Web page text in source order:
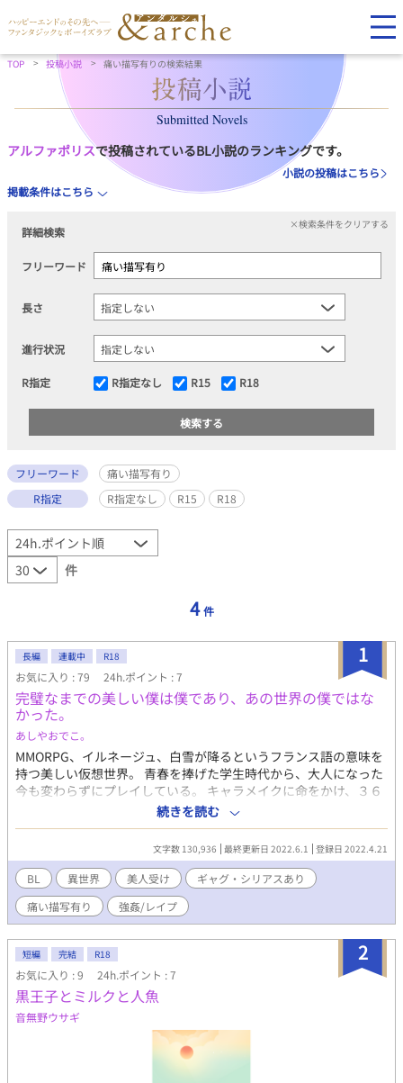
TOP 投稿小説 痛い描写有りの検索結果
Submitted Novels
アルファポリスで投稿されているBL小説のランキングです。
小説の投稿はこちら
掲載条件はこちら
詳細検索
×検索条件をクリアする
フリーワード
長さ
進行状況
R指定 R指定なし R15 R18
フリーワード
痛い描写有り
R指定
R指定なし R15 R18
件
4 件
1
長編 連載中 R18
お気に入り : 79 24h.ポイント : 7
完璧なまでの美しい僕は僕であり、あの世界の僕ではな
かった。
あしやおでこ。
MMORPG、イルネージュ、白雪が降るというフランス語の意味を
持つ美しい仮想世界。 青春を捧げた学生時代から、大人になった
今も変わらずにプレイしている。 キャラメイクに命をかけ、３６
０度どこを見ても美しすぎるサーバー屈指の美キャラメイク職人
として有名プレイヤーだった。 その日は１０周年記念の大型アッ
プデート日であり５年ぶりの新クラス実装に心躍らせた。新たな
美しいキャラを生み出すために、久しぶりにモニターにかじりつ
いていた。 全てはこの日のため、有給をもぎとるために無理を重
ね、激務をこなした徹夜明けの彼は、志半ば、マウスを握りしめ
たまま生涯を終えた。 そして目覚める先には…。
続きを読む
文字数 130,936 最終更新日 2022.6.1 登録日 2022.4.21
BL 異世界 美人受け
ギャグ・シリアスあり
痛い描写有り
強姦/レイプ
2
短編 完結 R18
お気に入り : 9 24h.ポイント : 7
黒王子とミルクと人魚
音無野ウサギ